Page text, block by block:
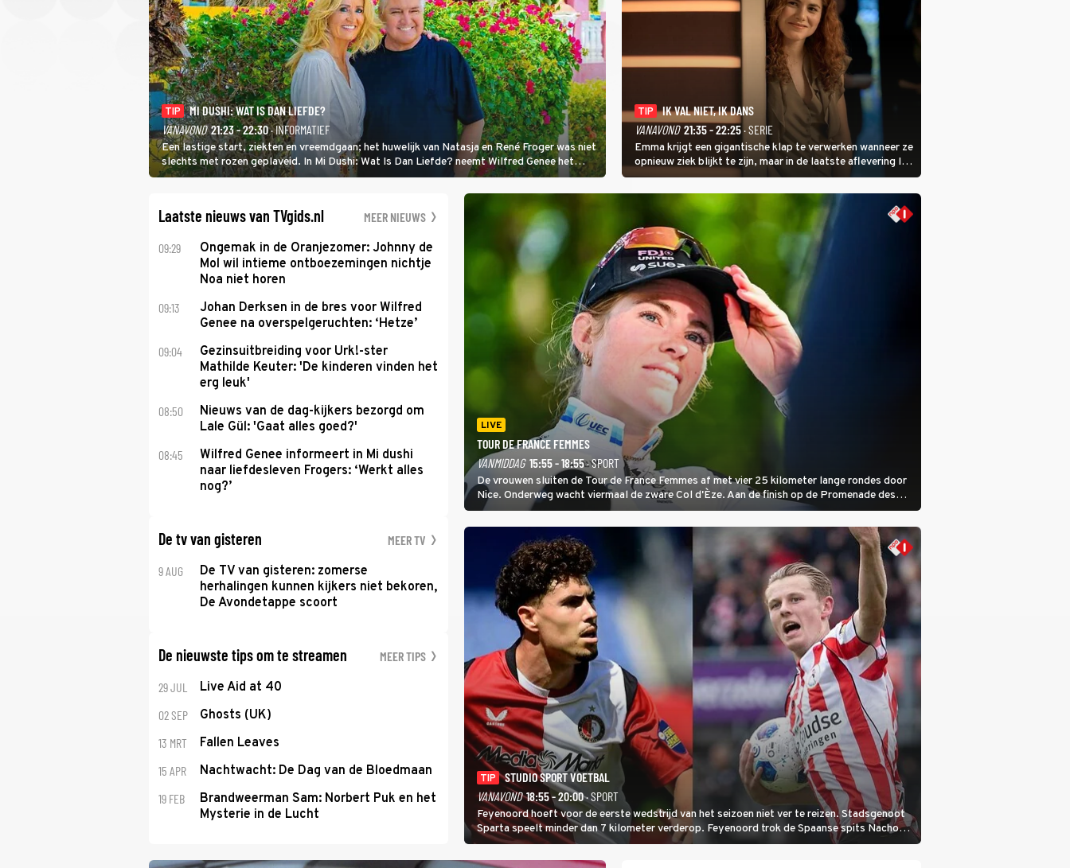
TIP
MI DUSHI: WAT IS DAN LIEFDE?
VANAVOND 21:23 - 22:30· INFORMATIEF
Een lastige start, ziekten en vreemdgaan; het huwelijk van Natasja en René Froger was niet
slechts met rozen geplaveid. In Mi Dushi: Wat Is Dan Liefde? neemt Wilfred Genee het
showbizzkoppel mee uit vissen om het over de liefde te hebben.
TIP
IK VAL NIET, IK DANS
VANAVOND 21:35 - 22:25· SERIE
Emma krijgt een gigantische klap te verwerken wanneer ze
opnieuw ziek blijkt te zijn, maar in de laatste aflevering Ik
Val Niet, Ik Dans laat ze zien dat ze niet van plan is op te
geven, zelfs als ze daarvoor een ingrijpende operatie
moet ondergaan.
Laatste nieuws van TVgids.nl MEER NIEUWS
09:29
Ongemak in de Oranjezomer: Johnny de
Mol wil intieme ontboezemingen nichtje
Noa niet horen
09:13
Johan Derksen in de bres voor Wilfred
Genee na overspelgeruchten: ‘Hetze’
09:04
Gezinsuitbreiding voor Urk!-ster
Mathilde Keuter: 'De kinderen vinden het
erg leuk'
08:50
Nieuws van de dag-kijkers bezorgd om
Lale Gül: 'Gaat alles goed?'
08:45
Wilfred Genee informeert in Mi dushi
naar liefdesleven Frogers: ‘Werkt alles
nog?’
De tv van gisteren MEER TV
9 AUG
De TV van gisteren: zomerse
herhalingen kunnen kijkers niet bekoren,
De Avondetappe scoort
De nieuwste tips om te streamen MEER TIPS
29 JUL Live Aid at 40
02 SEP Ghosts (UK)
13 MRT Fallen Leaves
15 APR Nachtwacht: De Dag van de Bloedmaan
19 FEB
Brandweerman Sam: Norbert Puk en het
Mysterie in de Lucht
LIVE
TOUR DE FRANCE FEMMES
VANMIDDAG 15:55 - 18:55· SPORT
De vrouwen sluiten de Tour de France Femmes af met vier 25 kilometer lange rondes door
Nice. Onderweg wacht viermaal de zware Col d'Èze. Aan de finish op de Promenade des
Anglais krijgt de eindwinnaar de laatste gele trui.
TIP
STUDIO SPORT VOETBAL
VANAVOND 18:55 - 20:00· SPORT
Feyenoord hoeft voor de eerste wedstrijd van het seizoen niet ver te reizen. Stadsgenoot
Sparta speelt minder dan 7 kilometer verderop. Feyenoord trok de Spaanse spits Nacho
Ferri aan van KVC Westerlo uit België.